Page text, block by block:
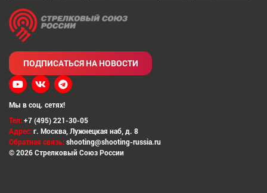
Тел:+7 (495) 221-30-05
Адрес:г. Москва,Лужнецкая наб, д. 8
Обратная связь:shooting@shooting-russia.ru
© 2026 Стрелковый Союз России
ПОДПИСАТЬСЯ НА НОВОСТИ
Мы в соц. сетях!